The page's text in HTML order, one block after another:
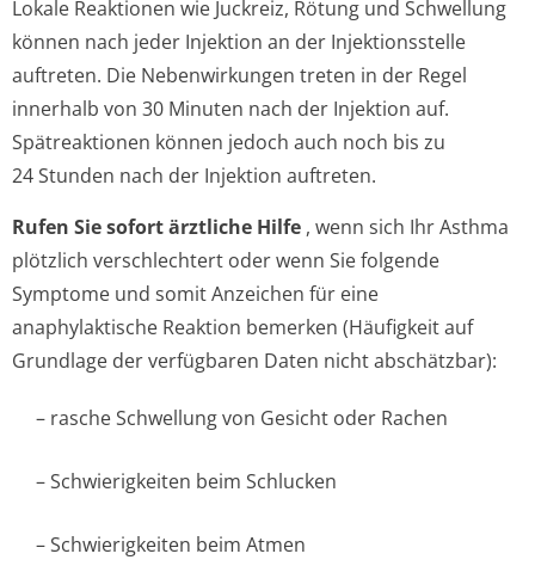
Lokale Reaktionen wie Juckreiz, Rötung und Schwellung
können nach jeder Injektion an der Injektionsstelle
auftreten. Die Nebenwirkungen treten in der Regel
innerhalb von 30 Minuten nach der Injektion auf.
Spätreaktionen können jedoch auch noch bis zu
24 Stunden nach der Injektion auftreten.
Rufen Sie sofort ärztliche Hilfe , wenn sich Ihr Asthma
plötzlich verschlechtert oder wenn Sie folgende
Symptome und somit Anzeichen für eine
anaphylaktische Reaktion bemerken (Häufigkeit auf
Grundlage der verfügbaren Daten nicht abschätzbar):
– rasche Schwellung von Gesicht oder Rachen
– Schwierigkeiten beim Schlucken
– Schwierigkeiten beim Atmen